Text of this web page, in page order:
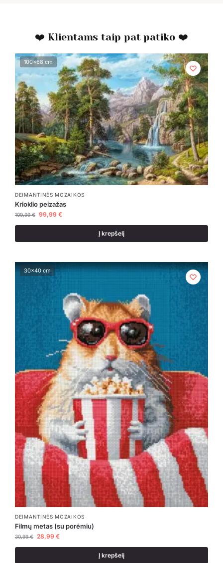
❤️ Klientams taip pat patiko ❤️
100x68 cm
DEIMANTINĖS MOZAIKOS
Krioklio peizažas
109,99€ 99,99 €
Į krepšelį
30x40 cm
DEIMANTINĖS MOZAIKOS
Filmų metas (su porėmiu)
30,99€ 28,99 €
Į krepšelį